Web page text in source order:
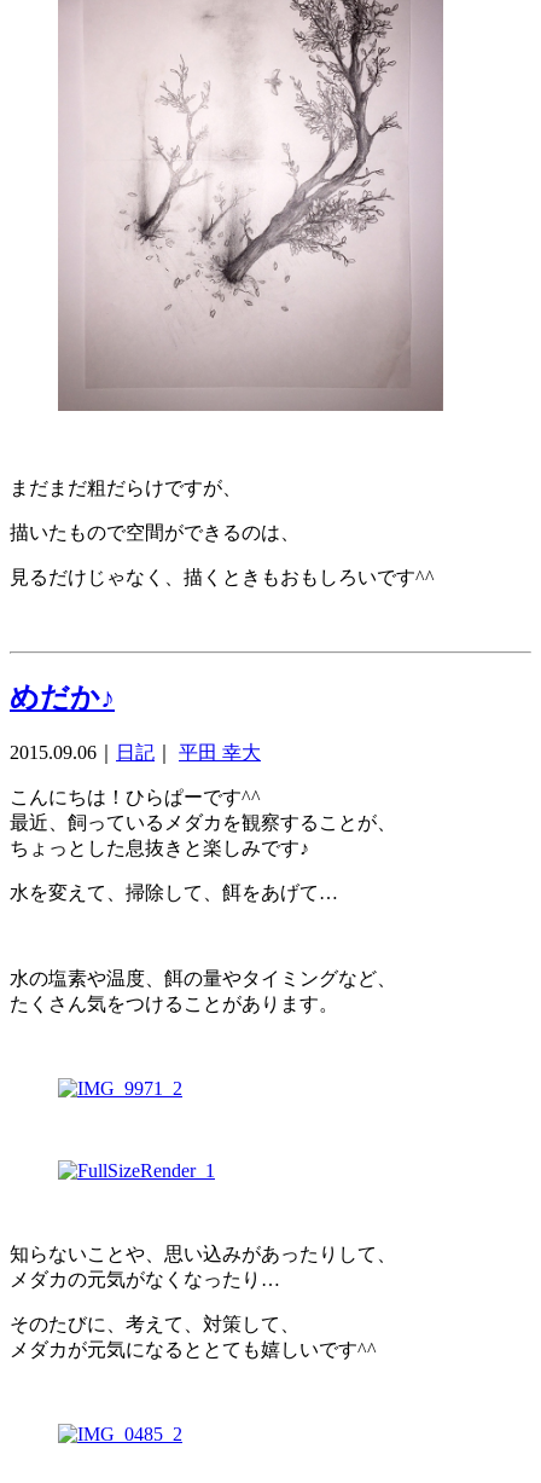
まだまだ粗だらけですが、
描いたもので空間ができるのは、
見るだけじゃなく、描くときもおもしろいです^^
めだか♪
2015.09.06 日記 平田 幸大
こんにちは！ひらぱーです^^
最近、飼っているメダカを観察することが、
ちょっとした息抜きと楽しみです♪
水を変えて、掃除して、餌をあげて…
水の塩素や温度、餌の量やタイミングなど、
たくさん気をつけることがあります。
知らないことや、思い込みがあったりして、
メダカの元気がなくなったり…
そのたびに、考えて、対策して、
メダカが元気になるととても嬉しいです^^